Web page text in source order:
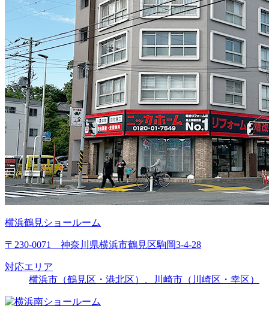
横浜鶴見ショールーム
〒230-0071 神奈川県横浜市鶴見区駒岡3-4-28
対応エリア
横浜市（鶴見区・港北区）、川崎市（川崎区・幸区）